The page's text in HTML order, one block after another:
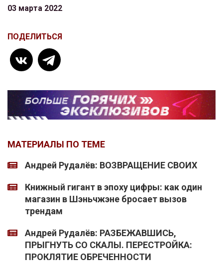
03 марта 2022
ПОДЕЛИТЬСЯ
МАТЕРИАЛЫ ПО ТЕМЕ
Андрей Рудалёв: ВОЗВРАЩЕНИЕ СВОИХ
Книжный гигант в эпоху цифры: как один
магазин в Шэньчжэне бросает вызов
трендам
Андрей Рудалёв: РАЗБЕЖАВШИСЬ,
ПРЫГНУТЬ СО СКАЛЫ. ПЕРЕСТРОЙКА:
ПРОКЛЯТИЕ ОБРЕЧЕННОСТИ